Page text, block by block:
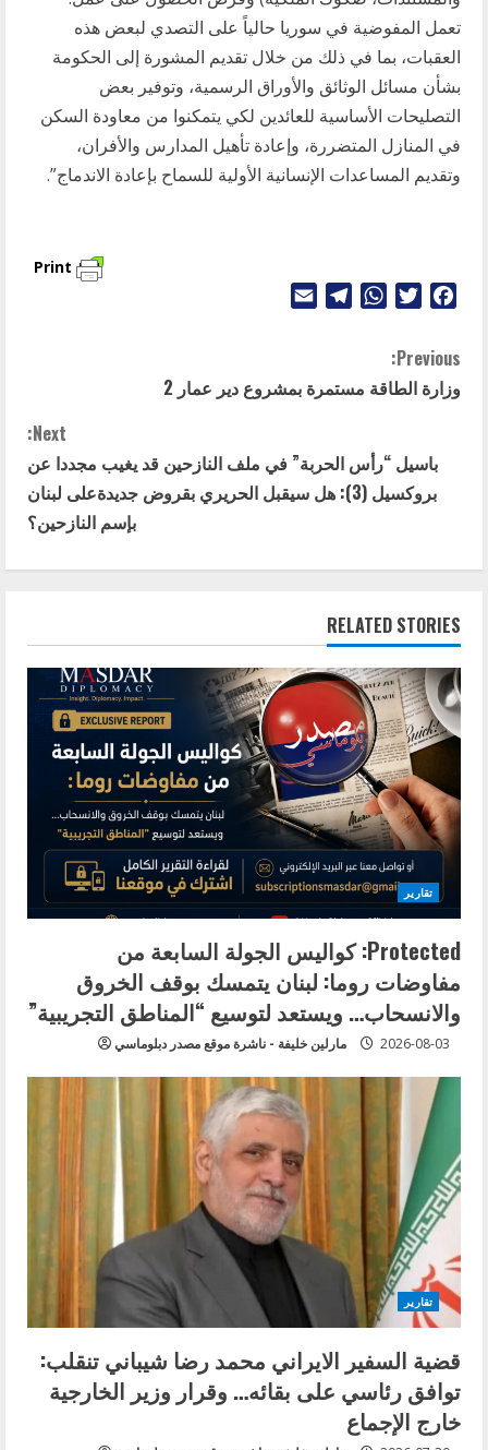
تعمل المفوضية في سوريا حالياً على التصدي لبعض هذه
العقبات، بما في ذلك من خلال تقديم المشورة إلى الحكومة
بشأن مسائل الوثائق والأوراق الرسمية، وتوفير بعض
التصليحات الأساسية للعائدين لكي يتمكنوا من معاودة السكن
في المنازل المتضررة، وإعادة تأهيل المدارس والأفران،
وتقديم المساعدات الإنسانية الأولية للسماح بإعادة الاندماج”.
Print
Facebook
Twitter
WhatsApp
Telegram
Email
C
o
u
e
R
a
d
i
n
g
Previous:
وزارة الطاقة مستمرة بمشروع دير عمار 2
Next:
باسيل “رأس الحربة” في ملف النازحين قد يغيب مجددا عن
بروكسيل (3): هل سيقبل الحريري بقروض جديدةعلى لبنان
بإسم النازحين؟
RELATED STORIES
تقارير
Protected: كواليس الجولة السابعة من
مفاوضات روما: لبنان يتمسك بوقف الخروق
والانسحاب… ويستعد لتوسيع “المناطق التجريبية”
مارلين خليفة - ناشرة موقع مصدر دبلوماسي 2026-08-03
تقارير
قضية السفير الايراني محمد رضا شيباني تنقلب:
توافق رئاسي على بقائه… وقرار وزير الخارجية
خارج الإجماع